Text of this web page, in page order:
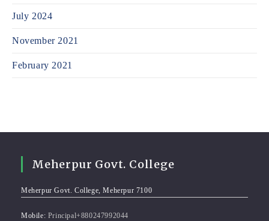
July 2024
November 2021
February 2021
Meherpur Govt. College
Meherpur Govt. College, Meherpur 7100
Mobile: Principal+880247992044